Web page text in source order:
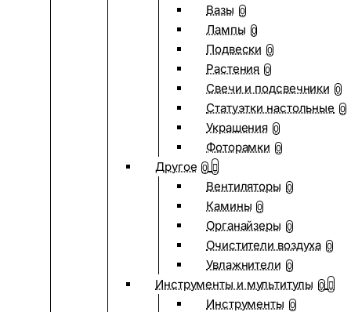
Вазы 0
Лампы 0
Подвески 0
Растения 0
Свечи и подсвечники 0
Статуэтки настольные 0
Украшения 0
Фоторамки 0
Другое 0
Вентиляторы 0
Камины 0
Органайзеры 0
Очистители воздуха 0
Увлажнители 0
Инструменты и мультитулы 0
Инструменты 0